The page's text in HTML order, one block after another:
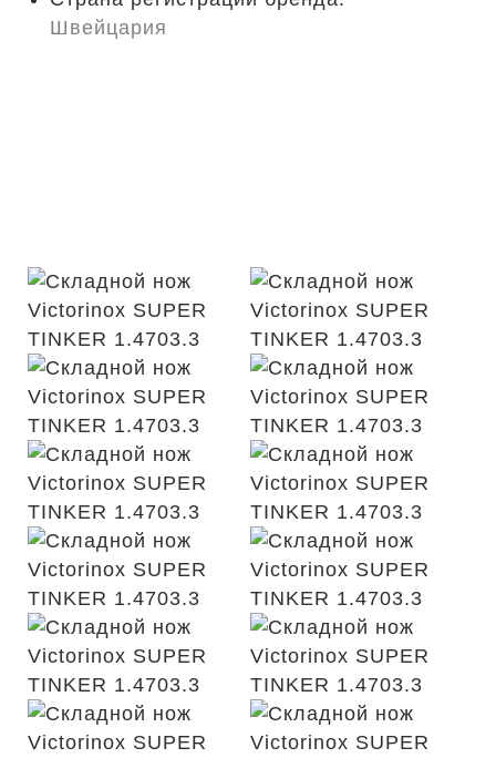
Швейцария